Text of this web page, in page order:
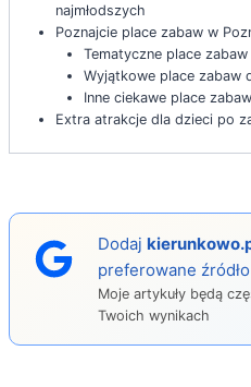
najmłodszych
Poznajcie place zabaw w
Tematyczne place
Wyjątkowe place zabaw
Inne ciekawe place
Extra atrakcje dla dzieci po
Dodaj
preferowane
Moje artykuły będą
Twoich wynikach